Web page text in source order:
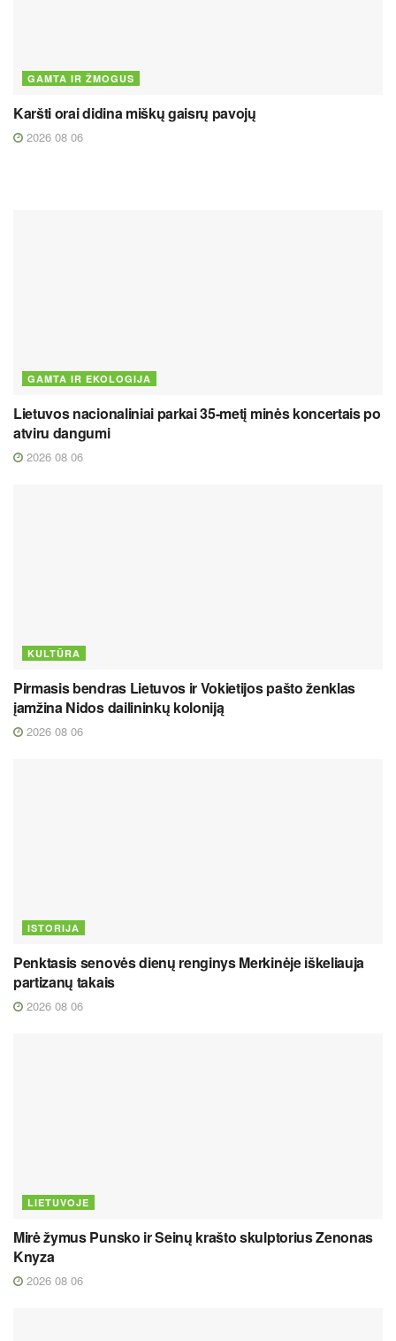
GAMTA IR ŽMOGUS
Karšti orai didina miškų gaisrų pavojų
2026 08 06
GAMTA IR EKOLOGIJA
Lietuvos nacionaliniai parkai 35-metį minės koncertais po
atviru dangumi
2026 08 06
KULTŪRA
Pirmasis bendras Lietuvos ir Vokietijos pašto ženklas
įamžina Nidos dailininkų koloniją
2026 08 06
ISTORIJA
Penktasis senovės dienų renginys Merkinėje iškeliauja
partizanų takais
2026 08 06
LIETUVOJE
Mirė žymus Punsko ir Seinų krašto skulptorius Zenonas
Knyza
2026 08 06